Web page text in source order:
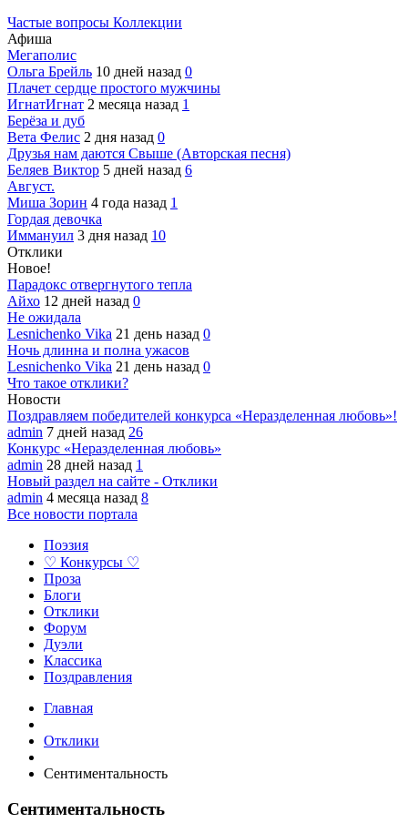
Частые вопросы Коллекции
Афиша
Мегаполис
Ольга Брейль 10 дней назад 0
Плачет сердце простого мужчины
ИгнатИгнат 2 месяца назад 1
Берёза и дуб
Вета Фелис 2 дня назад 0
Друзья нам даются Свыше (Авторская песня)
Беляев Виктор 5 дней назад 6
Август.
Миша Зорин 4 года назад 1
Гордая девочка
Иммануил 3 дня назад 10
Отклики
Новое!
Парадокс отвергнутого тепла
Айхо 12 дней назад 0
Не ожидала
Lesnichenko Vika 21 день назад 0
Ночь длинна и полна ужасов
Lesnichenko Vika 21 день назад 0
Что такое отклики?
Новости
Поздравляем победителей конкурса «Неразделенная любовь»!
admin 7 дней назад 26
Конкурс «Неразделенная любовь»
admin 28 дней назад 1
Новый раздел на сайте - Отклики
admin 4 месяца назад 8
Все новости портала
Поэзия
♡ Конкурсы ♡
Проза
Блоги
Отклики
Форум
Дуэли
Классика
Поздравления
Главная
Отклики
Сентиментальность
Сентиментальность